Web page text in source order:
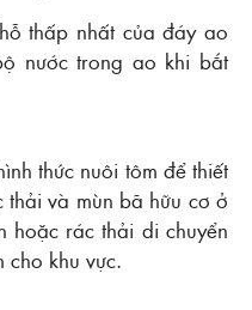
thấp nhất của đáy ao
nước trong ao khi bắt
thức nuôi tôm để thiết
và mùn bã hữu cơ ở
hoặc rác thải di chuyển
cho khu vực.